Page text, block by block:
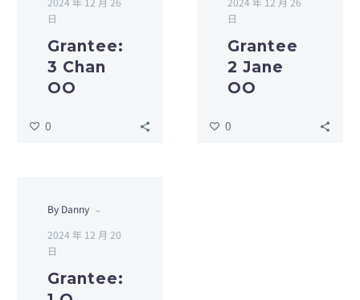
日
Grantee:
3 Chan
OO
0
日
Grantee
2 Jane
OO
0
By Danny -
2024 年 12 月 20
日
Grantee: